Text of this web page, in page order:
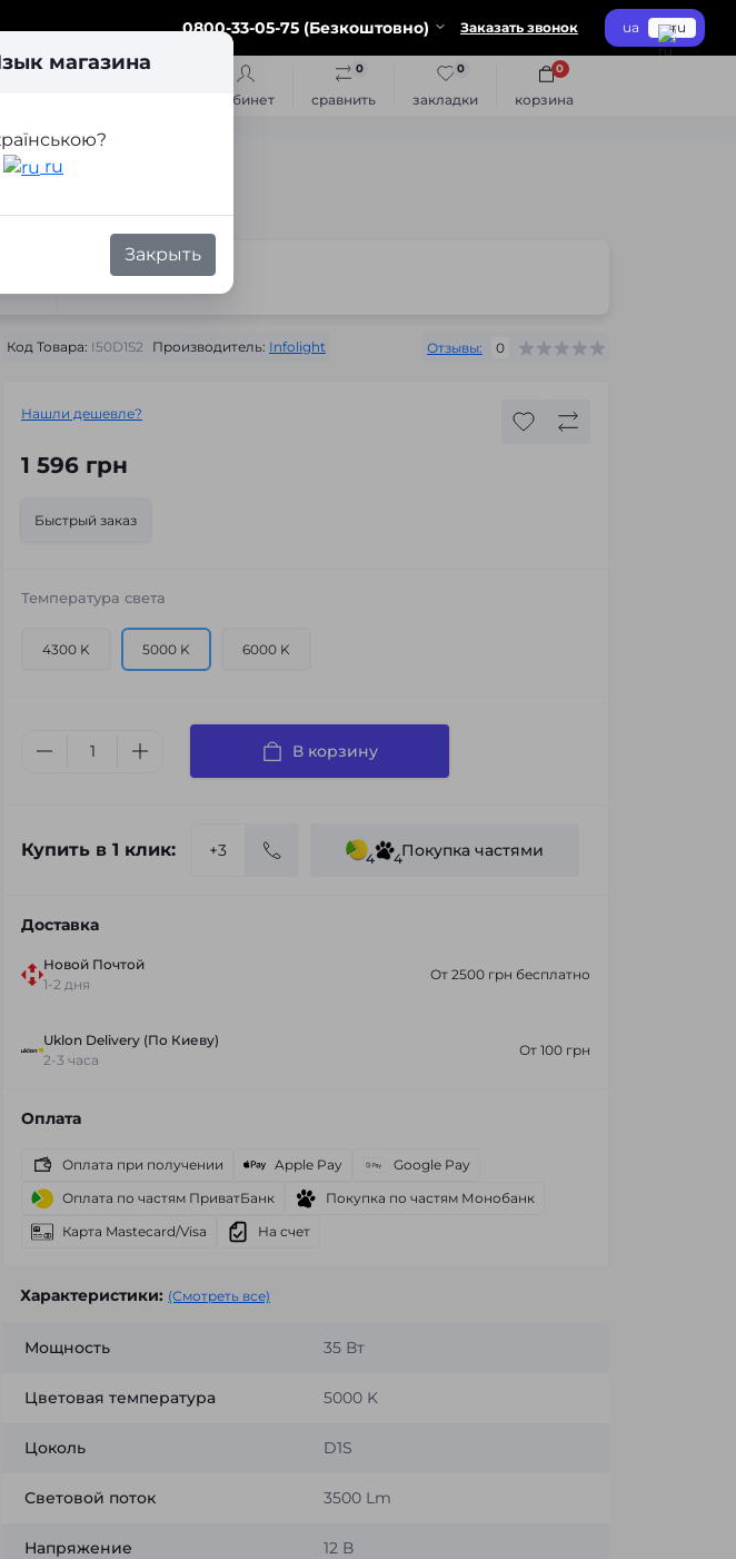
0800-33-05-75 (Безкоштовно) Заказать звонок ua ru
кабинет сравнить
0
закладки
0
корзина
0
магазина
ru
Закрыть
Вопросы
Код Товара: I50D1S2 Производитель: Infolight Отзывы: 0
Нашли дешевле?
1 596 грн
Быстрый заказ
Температура света
4300 K 5000 K 6000 K
В корзину
Купить в 1 клик: 4 4Покупка частями
Доставка
Новой Почтой
1-2 дня
От 2500 грн бесплатно
Uklon Delivery (По Киеву)
2-3 часа
От 100 грн
Оплата
Оплата при получении Apple Pay
Google Pay
Оплата по частям ПриватБанк
Покупка по частям Монобанк
Карта Mastecard/Visa
На счет
Характеристики: (Смотреть все)
Мощность 35 Вт
Цветовая температура 5000 K
Цоколь D1S
Световой поток 3500 Lm
Напряжение 12 В